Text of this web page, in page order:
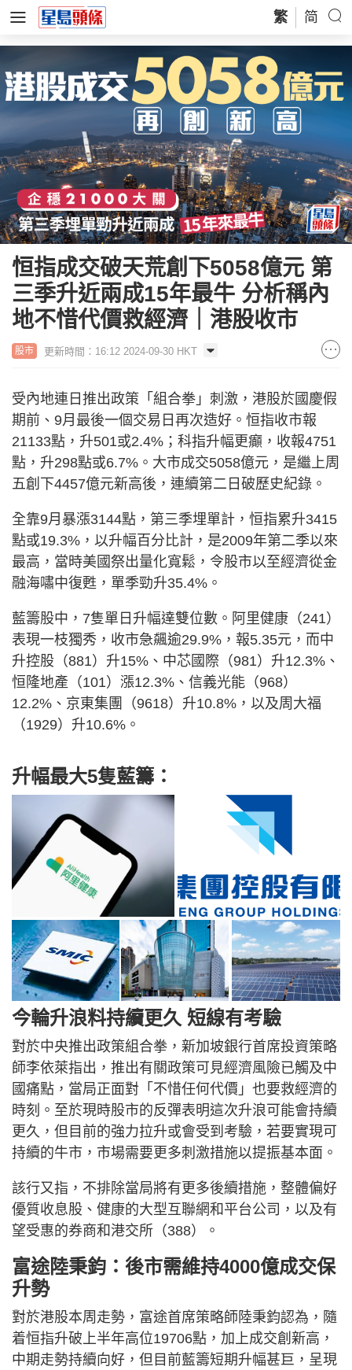
繁 简
恒指成交破天荒創下5058億元 第
三季升近兩成15年最牛 分析稱內
地不惜代價救經濟｜港股收市
股市 更新時間：16:12 2024-09-30 HKT
受內地連日推出政策「組合拳」刺激，港股於國慶假
期前、9月最後一個交易日再次造好。恒指收市報
21133點，升501或2.4%；科指升幅更癲，收報4751
點，升298點或6.7%。大市成交5058億元，是繼上周
五創下4457億元新高後，連續第二日破歷史紀錄。
全靠9月暴漲3144點，第三季埋單計，恒指累升3415
點或19.3%，以升幅百分比計，是2009年第二季以來
最高，當時美國祭出量化寬鬆，令股市以至經濟從金
融海嘯中復甦，單季勁升35.4%。
藍籌股中，7隻單日升幅達雙位數。阿里健康（241）
表現一枝獨秀，收市急飆逾29.9%，報5.35元，而中
升控股（881）升15%、中芯國際（981）升12.3%、
恒隆地產（101）漲12.3%、信義光能（968）
12.2%、京東集團（9618）升10.8%，以及周大福
（1929）升10.6%。
升幅最大5隻藍籌：
今輪升浪料持續更久 短線有考驗
對於中央推出政策組合拳，新加坡銀行首席投資策略
師李依萊指出，推出有關政策可見經濟風險已觸及中
國痛點，當局正面對「不惜任何代價」也要救經濟的
時刻。至於現時股市的反彈表明這次升浪可能會持續
更久，但目前的強力拉升或會受到考驗，若要實現可
持續的牛市，市場需要更多刺激措施以提振基本面。
該行又指，不排除當局將有更多後續措施，整體偏好
優質收息股、健康的大型互聯網和平台公司，以及有
望受惠的券商和港交所（388）。
富途陸秉鈞：後市需維持4000億成交保
升勢
對於港股本周走勢，富途首席策略師陸秉鈞認為，隨
着恒指升破上半年高位19706點，加上成交創新高，
中期走勢持續向好，但目前藍籌短期升幅甚巨，呈現